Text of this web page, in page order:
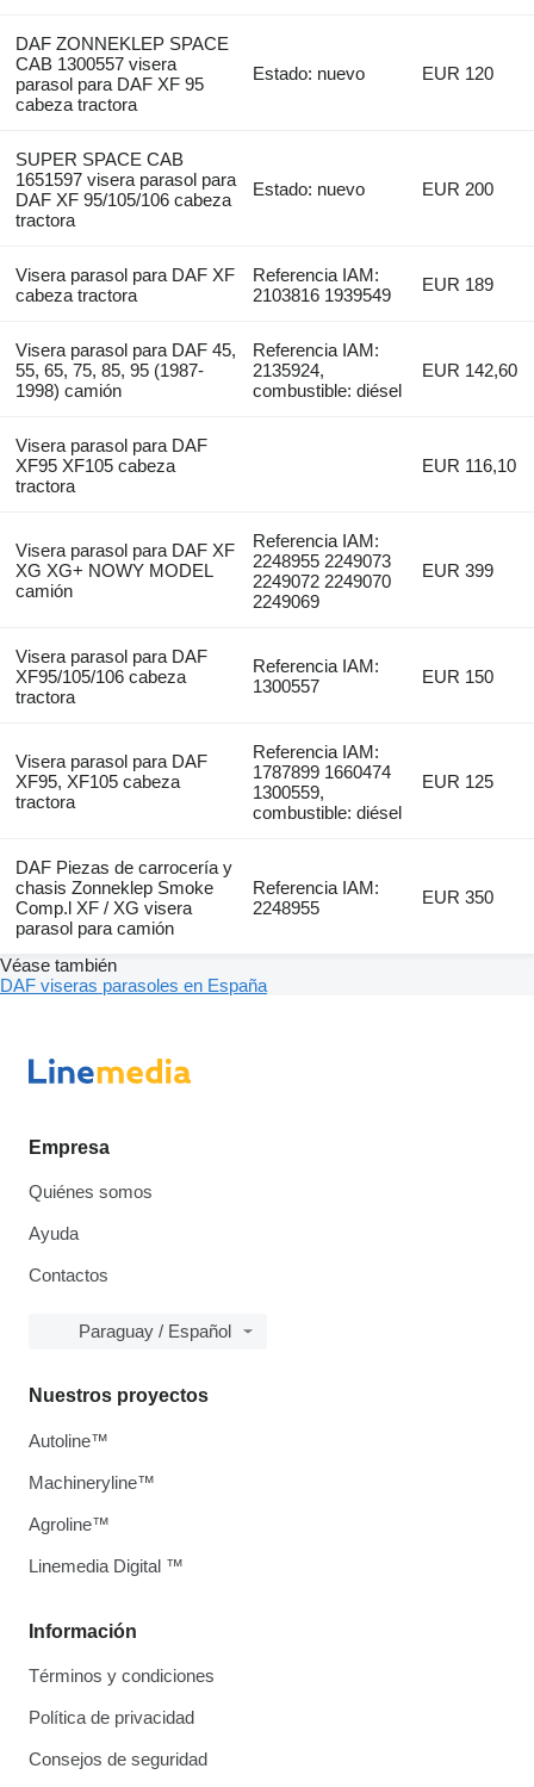
DAF ZONNEKLEP SPACE
CAB 1300557 visera
parasol para DAF XF 95
cabeza tractora
Estado: nuevo EUR 120
SUPER SPACE CAB
1651597 visera parasol para
DAF XF 95/105/106 cabeza
tractora
Estado: nuevo EUR 200
Visera parasol para DAF XF
cabeza tractora
Referencia IAM:
2103816 1939549
EUR 189
Visera parasol para DAF 45,
55, 65, 75, 85, 95 (1987-
1998) camión
Referencia IAM:
2135924,
combustible: diésel
EUR 142,60
Visera parasol para DAF
XF95 XF105 cabeza
tractora
EUR 116,10
Visera parasol para DAF XF
XG XG+ NOWY MODEL
camión
Referencia IAM:
2248955 2249073
2249072 2249070
2249069
EUR 399
Visera parasol para DAF
XF95/105/106 cabeza
tractora
Referencia IAM:
1300557
EUR 150
Visera parasol para DAF
XF95, XF105 cabeza
tractora
Referencia IAM:
1787899 1660474
1300559,
combustible: diésel
EUR 125
DAF Piezas de carrocería y
chasis Zonneklep Smoke
Comp.l XF / XG visera
parasol para camión
Referencia IAM:
2248955
EUR 350
Véase también
DAF viseras parasoles en España
Empresa
Quiénes somos
Ayuda
Contactos
Paraguay / Español
Información
Términos y condiciones
Política de privacidad
Consejos de seguridad
Nuestros proyectos
Autoline™
Machineryline™
Agroline™
Linemedia Digital ™